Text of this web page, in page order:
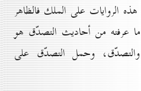
الروايات على الملك فالظاهر
عرفته من أحاديث التصدّق هو
والتصدّق، وحمل التصدّق على